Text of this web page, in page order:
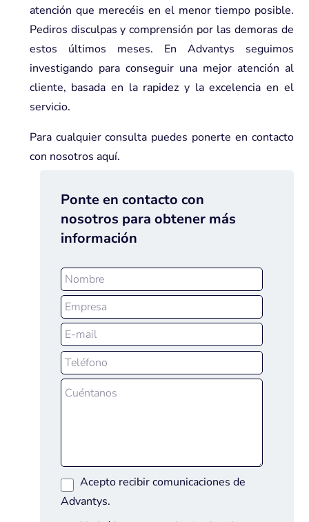
atención que merecéis en el menor tiempo posible.
Pediros disculpas y comprensión por las demoras de
estos últimos meses. En Advantys seguimos
investigando para conseguir una mejor atención al
cliente, basada en la rapidez y la excelencia en el
servicio.
Para cualquier consulta puedes ponerte en contacto
con nosotros aquí.
Ponte en contacto con
nosotros para obtener más
información
Acepto recibir comunicaciones de
Advantys.